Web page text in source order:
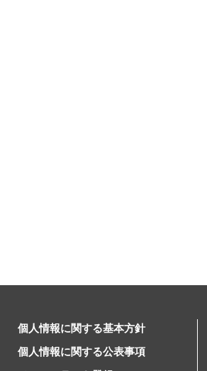
個人情報に関する基本方針
個人情報に関する公表事項